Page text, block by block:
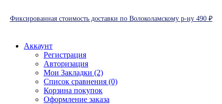
Фиксированная стоимость доставки по Волоколамскому р-ну 490 ₽
Аккаунт
Регистрация
Авторизация
Мои Закладки (2)
Список сравнения (0)
Корзина покупок
Оформление заказа